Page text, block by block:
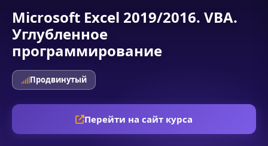
Microsoft Excel 2019/2016. VBA.
Углубленное
программирование
Продвинутый
Перейти на сайт курса